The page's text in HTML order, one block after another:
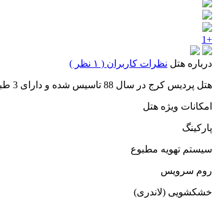
+1
درباره هتل نظرات کاربران ( ۱ نظر )
هتل پردیس کرج در سال 88 تاسیس شده و دارای 3 طبقه و 30 اتاق می باشد.
امکانات ویژه هتل
پارکینگ
سیستم تهویه مطبوع
روم سرویس
خشکشویی (لاندری)